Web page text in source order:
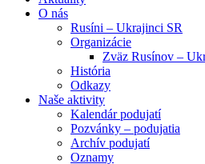
O nás
Rusíni – Ukrajinci SR
Organizácie
Zväz Rusínov –
História
Odkazy
Naše aktivity
Kalendár podujatí
Pozvánky – podujatia
Archív podujatí
Oznamy